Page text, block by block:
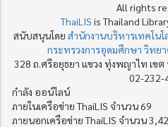
All rights
ThaiLIS is Thailand
สนับสนุนโดย สำนักงานบริหารเทคโน
กระทรวงการอุดมศึกษา วิทย
328 ถ.ศรีอยุธยา แขวง ทุ่งพญาไท เขต
02-232-
กำลัง ออน์ไลน์
ภายในเครือข่าย ThaiLIS จำนวน 69
ภายนอกเครือข่าย ThaiLIS จำนวน